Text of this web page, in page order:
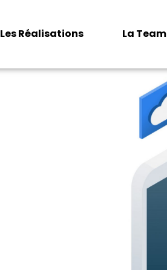
Les Réalisations La Team